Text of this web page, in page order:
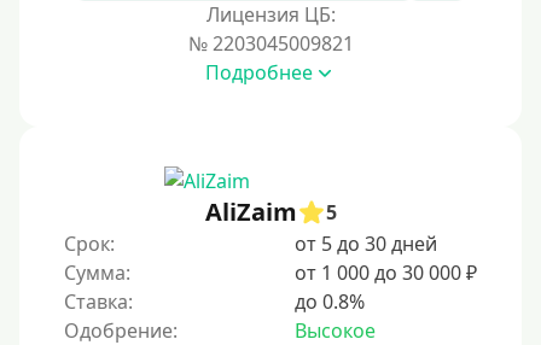
Лицензия ЦБ:
№ 2203045009821
Подробнее
AliZaim
5
Срок:
от 5 до 30 дней
Сумма:
от 1 000 до 30 000 ₽
Ставка:
до 0.8%
Одобрение:
Высокое